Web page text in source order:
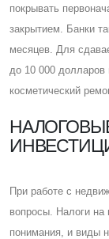
покрывать
закрытием. Банки
месяцев. Для
до 10 000 долларов
косметический
При работе с
вопросы. Налоги
понимания, и виды